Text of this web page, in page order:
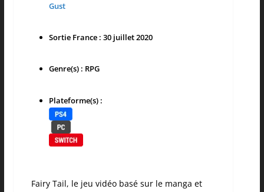
Gust
Sortie France : 30 juillet 2020
Genre(s) : RPG
Plateforme(s) :
Fairy Tail, le jeu vidéo basé sur le manga et